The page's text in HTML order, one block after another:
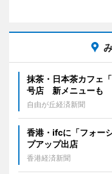
抹茶・日本茶カフェ
号店 新メニューも
自由が丘経済新聞
香港・ifcに「フォー
プアップ出店
香港経済新聞